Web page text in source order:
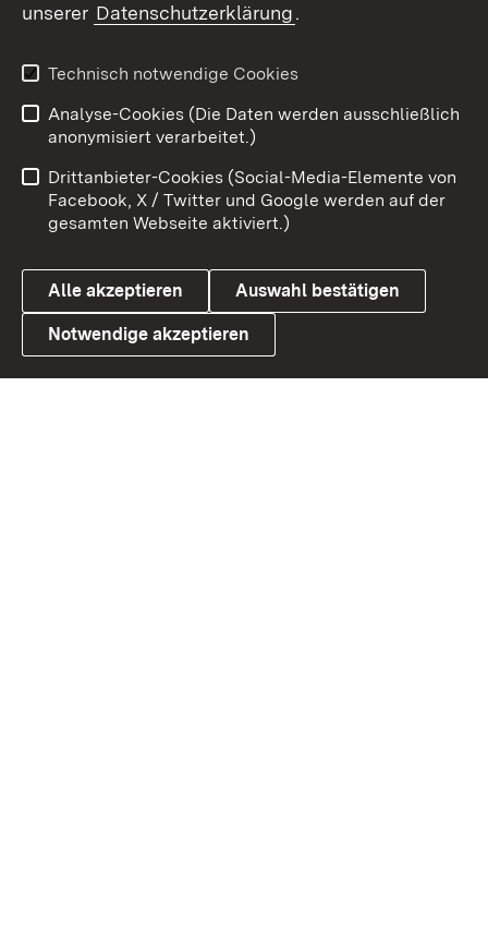
Youtube
Link zum Landesportal
Impressum
Kontakt
Barrierefreiheit
Datenschutz
Cookies
unserer Datenschutzerklärung.
Technisch notwendige Cookies
Analyse-Cookies (Die Daten werden ausschließlich
anonymisiert verarbeitet.)
Drittanbieter-Cookies (Social-Media-Elemente von
Facebook, X / Twitter und Google werden auf der
gesamten Webseite aktiviert.)
Alle akzeptieren Auswahl bestätigen
Notwendige akzeptieren